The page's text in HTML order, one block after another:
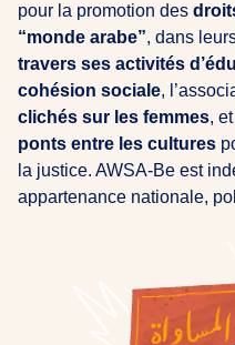
pour la promotion des
“monde arabe”, dans
travers ses activités
cohésion sociale,
clichés sur les femmes,
ponts entre les cultures
la justice. AWSA-Be est
appartenance nationale,